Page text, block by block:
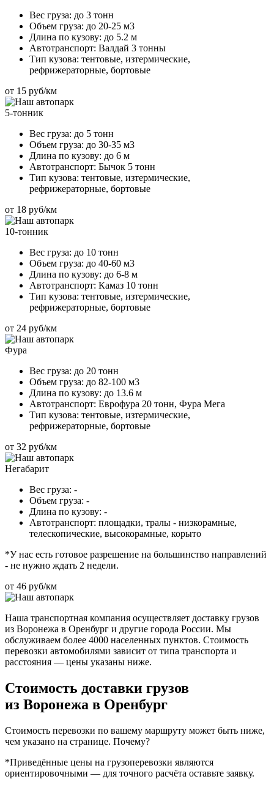
Вес груза: до 3 тонн
Объем груза: до 20-25 м3
Длина по кузову: до 5.2 м
Автотранспорт: Валдай 3 тонны
Тип кузова: тентовые, изтермические,
рефрижераторные, бортовые
от 15 руб/км
5-тонник
Вес груза: до 5 тонн
Объем груза: до 30-35 м3
Длина по кузову: до 6 м
Автотранспорт: Бычок 5 тонн
Тип кузова: тентовые, изтермические,
рефрижераторные, бортовые
от 18 руб/км
10-тонник
Вес груза: до 10 тонн
Объем груза: до 40-60 м3
Длина по кузову: до 6-8 м
Автотранспорт: Камаз 10 тонн
Тип кузова: тентовые, изтермические,
рефрижераторные, бортовые
от 24 руб/км
Фура
Вес груза: до 20 тонн
Объем груза: до 82-100 м3
Длина по кузову: до 13.6 м
Автотранспорт: Еврофура 20 тонн, Фура Мега
Тип кузова: тентовые, изтермические,
рефрижераторные, бортовые
от 32 руб/км
Негабарит
Вес груза: -
Объем груза: -
Длина по кузову: -
Автотранспорт: площадки, тралы - низкорамные,
телескопические, высокорамные, корыто
*У нас есть готовое разрешение на большинство направлений
- не нужно ждать 2 недели.
от 46 руб/км
Наша транспортная компания осуществляет доставку грузов
из Воронежа в Оренбург и другие города России. Мы
обслуживаем более 4000 населенных пунктов. Стоимость
перевозки автомобилями зависит от типа транспорта и
расстояния — цены указаны ниже.
Стоимость доставки грузов
из Воронежа в Оренбург
Стоимость перевозки по вашему маршруту может быть ниже,
чем указано на странице. Почему?
*Приведённые цены на грузоперевозки являются
ориентировочными — для точного расчёта оставьте заявку.